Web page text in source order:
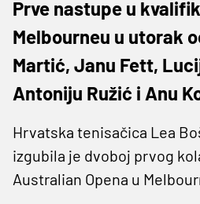
Prve nastupe u
Melbourneu u utorak
Martić, Janu Fett,
Antoniju Ružić i Anu
Hrvatska tenisačica Lea
izgubila je dvoboj prvog
Australian Opena u